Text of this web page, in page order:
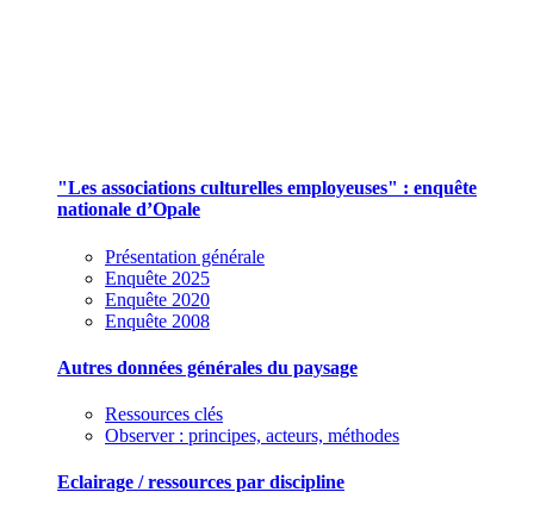
"Les associations culturelles employeuses" : enquête
nationale d’Opale
Présentation générale
Enquête 2025
Enquête 2020
Enquête 2008
Autres données générales du paysage
Ressources clés
Observer : principes, acteurs, méthodes
Eclairage / ressources par discipline